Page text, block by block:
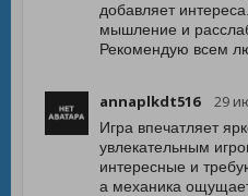
добавляет
мышление и
Рекомендую всем
annaplkdt516 29
Игра впечатляет
увлекательным
интересные и
а механика